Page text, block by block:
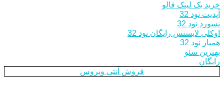
خرید بک لینک فالو
آپدیت نود 32
پسورد نود 32
اوکلی لایسنس رایگان نود 32
همیار نود 32
بهترین سئو
رایگان
فروش آنتی ویروس